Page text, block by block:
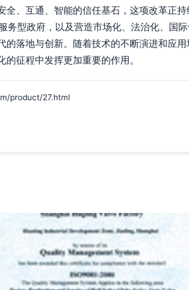
、互通、智能的信任基石，这项改革正持
务型政府，以及营造市场化、法治化、国
的落地与创新。随着技术的不断演进和应
征程中发挥更加重要的作用。
product/27.html